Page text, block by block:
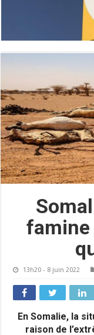
famine
13h20 - 8 juin 2022
En Somalie, la
raison de